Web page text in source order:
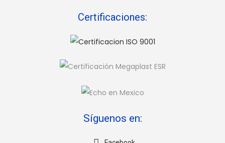
Certificaciones:
Síguenos en: